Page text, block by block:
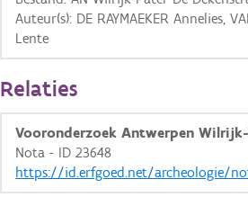
Basis Lagen
OSM-Basiskaart
Ortho
GRB-Basiskaart
GRB-Basiskaart in grijswaarden
Auteur(s): DE RAYMAEKER Annelies,
Lente
Relaties
Vooronderzoek Antwerpen
Nota - ID 23648
https://id.erfgoed.net/archeologie/